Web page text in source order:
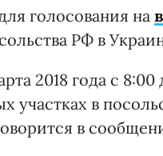
голосования на
РФ в
2018 года с
участках в
в